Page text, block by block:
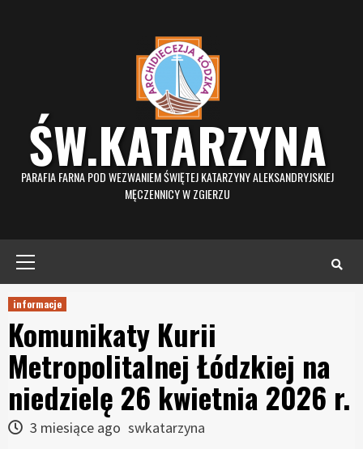
ŚW.KATARZYNA
PARAFIA FARNA POD WEZWANIEM ŚWIĘTEJ KATARZYNY ALEKSANDRYJSKIEJ
MĘCZENNICY W ZGIERZU
informacje
Komunikaty Kurii
Metropolitalnej Łódzkiej na
niedzielę 26 kwietnia 2026 r.
3 miesiące ago swkatarzyna